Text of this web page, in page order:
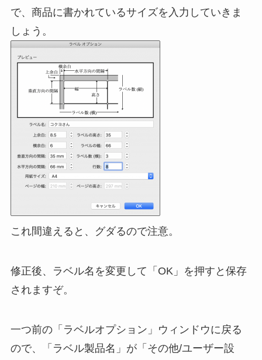
で、商品に書かれているサイズを入力していきま
しょう。
これ間違えると、グダるので注意。
修正後、ラベル名を変更して「OK」を押すと保存
されますぞ。
一つ前の「ラベルオプション」ウィンドウに戻る
ので、「ラベル製品名」が「その他/ユーザー設